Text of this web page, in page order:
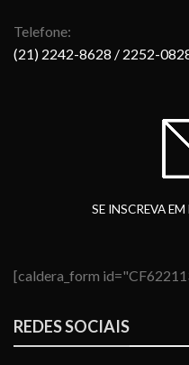
Telefone:
(21) 2242-8628 / 2252-
SE INSCREVA
[caldera_form
REDES SOCIAIS